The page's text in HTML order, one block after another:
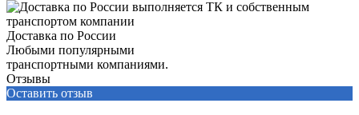
Доставка по России
Любыми популярными
транспортными компаниями.
Отзывы
Оставить отзыв